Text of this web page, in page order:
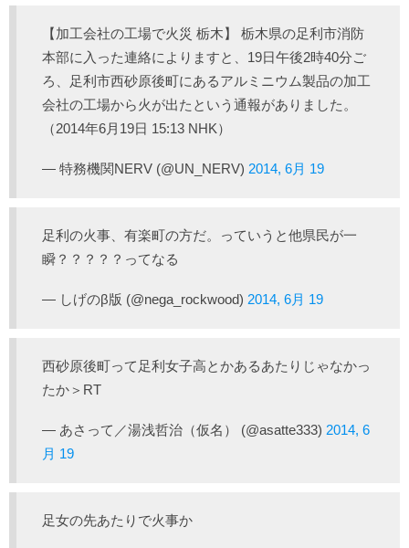
【加工会社の工場で火災 栃木】 栃木県の足利市消防
本部に入った連絡によりますと、19日午後2時40分ご
ろ、足利市西砂原後町にあるアルミニウム製品の加工
会社の工場から火が出たという通報がありました。
（2014年6月19日 15:13 NHK）
— 特務機関NERV (@UN_NERV) 2014, 6月 19
足利の火事、有楽町の方だ。っていうと他県民が一
瞬？？？？？ってなる
— しげのβ版 (@nega_rockwood) 2014, 6月 19
西砂原後町って足利女子高とかあるあたりじゃなかっ
たか＞RT
— あさって／湯浅哲治（仮名） (@asatte333) 2014, 6
月 19
足女の先あたりで火事か